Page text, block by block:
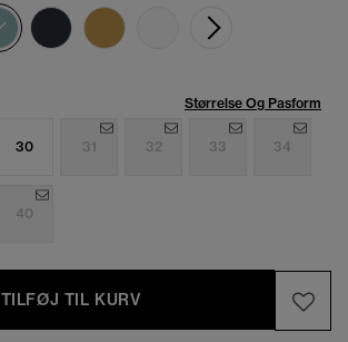
valgt
Størrelse Og Pasform
30 31 32 33 34
40
TILFØJ TIL KURV